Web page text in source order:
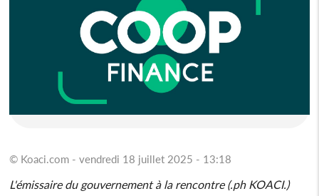
© Koaci.com - vendredi 18 juillet 2025 - 13:18
L'émissaire du gouvernement à la rencontre (.ph KOACI.)